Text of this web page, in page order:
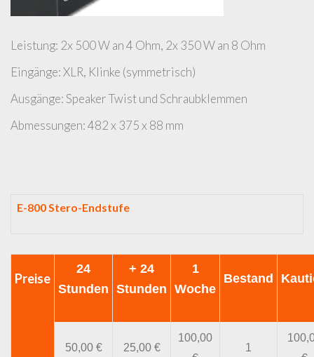
Leistung: 2x 500 W an 4 Ohm, 2x 350 W an 8 Ohm
Eingänge: XLR, Klinke (symmetrisch)
Ausgänge: Speaker Twist und Schraubklemmen
Abmessungen: 482 x 375 x 88 mm
E-800 Stero-Endstufe
Preise
24
Stunden
+ 24
Stunden
1
Woche
Bestand
50,00 € 25,00 €
100,00
1